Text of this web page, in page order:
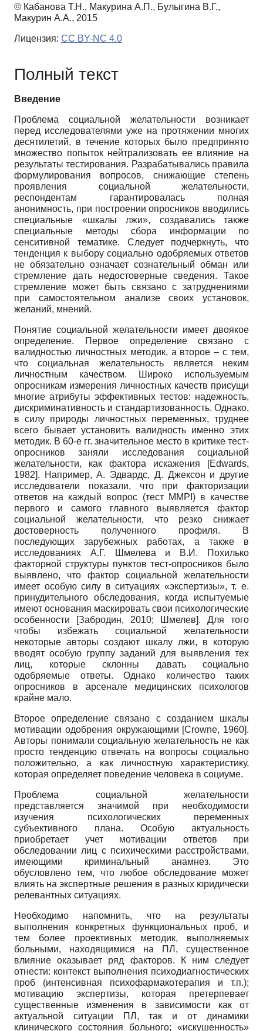
© Кабанова Т.Н., Макурина А.П., Булыгина В.Г.,
Макурин А.А., 2015
Лицензия: CC BY-NC 4.0
Полный текст
Введение
Проблема социальной желательности возникает
перед исследователями уже на протяжении многих
десятилетий, в течение которых было предпринято
множество попыток нейтрализовать ее влияние на
результаты тестирования. Разрабатывались правила
формулирования вопросов, снижающие степень
проявления социальной желательности,
респондентам гарантировалась полная
анонимность, при построении опросников вводились
специальные «шкалы лжи», создавались также
специальные методы сбора информации по
сенситивной тематике. Следует подчеркнуть, что
тенденция к выбору социально одобряемых ответов
не обязательно означает сознательный обман или
стремление дать недостоверные сведения. Такое
стремление может быть связано с затруднениями
при самостоятельном анализе своих установок,
желаний, мнений.
Понятие социальной желательности имеет двоякое
определение. Первое определение связано с
валидностью личностных методик, а второе – с тем,
что социальная желательность является неким
личностным качеством. Широко используемым
опросникам измерения личностных качеств присущи
многие атрибуты эффективных тестов: надежность,
дискриминативность и стандартизованность. Однако,
в силу природы личностных переменных, труднее
всего бывает установить валидность именно этих
методик. В 60-е гг. значительное место в критике тест-
опросников заняли исследования социальной
желательности, как фактора искажения
[Edwards,
1982]. Например, А. Эдвардс, Д. Джексон и другие
исследователи показали, что при факторизации
ответов на каждый вопрос (тест MMPI) в качестве
первого и самого главного выявляется фактор
социальной желательности, что резко снижает
достоверность полученного профиля. В
последующих зарубежных работах, а также в
исследованиях А.Г. Шмелева и В.И. Похилько
факторной структуры пунктов тест-опросников было
выявлено, что фактор социальной желательности
имеет особую силу в ситуациях «экспертизы», т. е.
принудительного обследования, когда испытуемые
имеют основания маскировать свои психологические
особенности
[Забродин, 2010; Шмелев]. Для того
чтобы избежать социальной желательности
некоторые авторы создают шкалу лжи, в которую
вводят особую группу заданий для выявления тех
лиц, которые склонны давать социально
одобряемые ответы. Однако количество таких
опросников в арсенале медицинских психологов
крайне мало.
Второе определение связано с созданием шкалы
мотивации одобрения окружающими [Crowne, 1960].
Авторы понимали социальную желательность не как
просто тенденцию отвечать на вопросы социально
положительно, а как личностную характеристику,
которая определяет поведение человека в социуме.
Проблема социальной желательности
представляется значимой при необходимости
изучения психологических переменных
субъективного плана. Особую актуальность
приобретает учет мотивации ответов при
обследовании лиц с психическими расстройствами,
имеющими криминальный анамнез. Это
обусловлено тем, что любое обследование может
влиять на экспертные решения в разных юридически
релевантных ситуациях.
Необходимо напомнить, что на результаты
выполнения конкретных функциональных проб, и
тем более проективных методик, выполняемых
больными, находящимися на ПЛ, существенное
влияние оказывает ряд факторов. К ним следует
отнести: контекст выполнения психодиагностических
проб (интенсивная психофармакотерапия и т.п.);
мотивацию экспертизы, которая претерпевает
существенные изменения в зависимости как от
актуальной ситуации ПЛ, так и от динамики
клинического состояния больного; «искушенность»